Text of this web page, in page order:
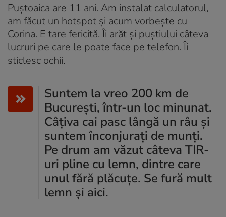
Puștoaica are 11 ani. Am instalat calculatorul,
am făcut un hotspot și acum vorbește cu
Corina. E tare fericită. Îi arăt și puștiului câteva
lucruri pe care le poate face pe telefon. Îi
sticlesc ochii.
Suntem la vreo 200 km de
București, într-un loc minunat.
Câțiva cai pasc lângă un râu și
suntem înconjurați de munți.
Pe drum am văzut câteva TIR-
uri pline cu lemn, dintre care
unul fără plăcuțe. Se fură mult
lemn și aici.